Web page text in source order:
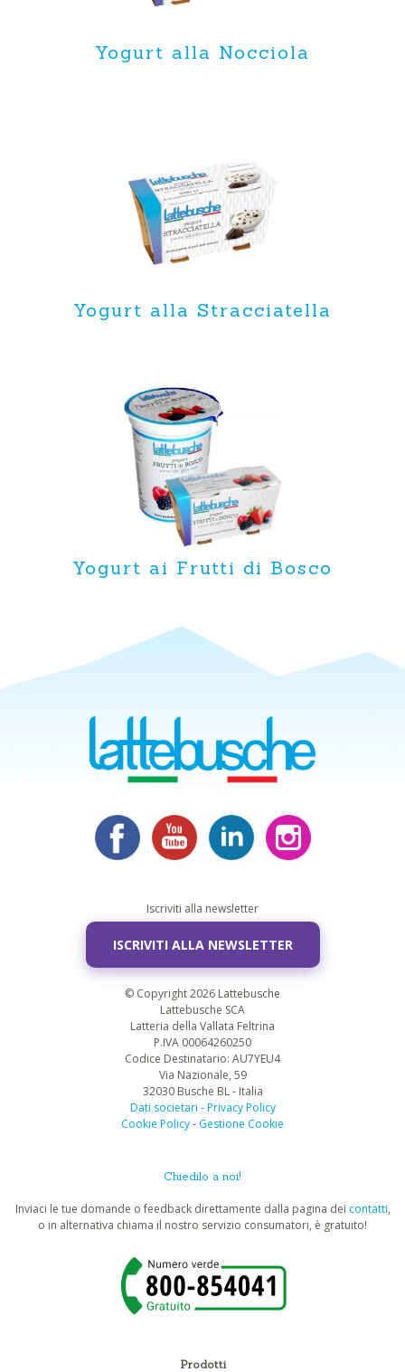
Yogurt alla Nocciola
Yogurt alla Stracciatella
Yogurt ai Frutti di Bosco
Iscriviti alla newsletter
ISCRIVITI ALLA NEWSLETTER
© Copyright 2026 Lattebusche
Lattebusche SCA
Latteria della Vallata Feltrina
P.IVA 00064260250
Codice Destinatario: AU7YEU4
Via Nazionale, 59
32030 Busche BL - Italia
Dati societari -Privacy Policy
Cookie Policy- Gestione Cookie
Chiedilo a noi!
Inviaci le tue domande o feedback direttamente dalla pagina dei contatti,
o in alternativa chiama il nostro servizio consumatori, è gratuito!
Prodotti